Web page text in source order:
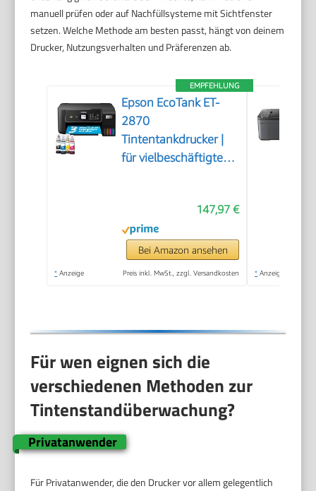
manuell prüfen oder auf Nachfüllsysteme mit Sichtfenster
setzen. Welche Methode am besten passt, hängt von deinem
Drucker, Nutzungsverhalten und Präferenzen ab.
EMPFEHLUNG
Epson EcoTank ET-
2870
Tintentankdrucker |
für vielbeschäftigte
Kopieren, Scannen |
3.7 cm LCD-Display |
inkl. Tinte für bis zu 3
Jahre
147,97 €
Bei Amazon ansehen
* Anzeige Preis inkl. MwSt., zzgl. Versandkosten * Anzeige
Für wen eignen sich die
verschiedenen Methoden zur
Tintenstandüberwachung?
Privatanwender
Für Privatanwender, die den Drucker vor allem gelegentlich